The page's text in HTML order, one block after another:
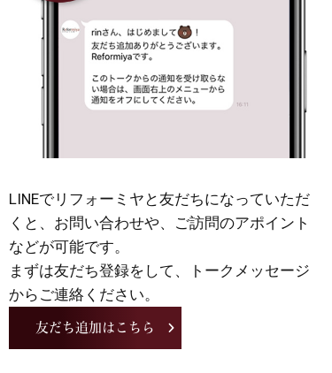
LINEでリフォーミヤと友だちになっていただ
くと、お問い合わせや、ご訪問のアポイント
などが可能です。
まずは友だち登録をして、トークメッセージ
からご連絡ください。
友だち追加はこちら